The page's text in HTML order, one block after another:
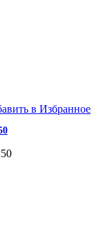
в Избранное